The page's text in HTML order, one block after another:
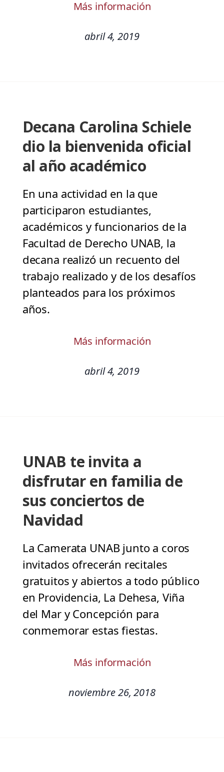
Más información
abril 4, 2019
Decana Carolina Schiele
dio la bienvenida oficial
al año académico
En una actividad en la que
participaron estudiantes,
académicos y funcionarios de la
Facultad de Derecho UNAB, la
decana realizó un recuento del
trabajo realizado y de los desafíos
planteados para los próximos
años.
Más información
abril 4, 2019
UNAB te invita a
disfrutar en familia de
sus conciertos de
Navidad
La Camerata UNAB junto a coros
invitados ofrecerán recitales
gratuitos y abiertos a todo público
en Providencia, La Dehesa, Viña
del Mar y Concepción para
conmemorar estas fiestas.
Más información
noviembre 26, 2018